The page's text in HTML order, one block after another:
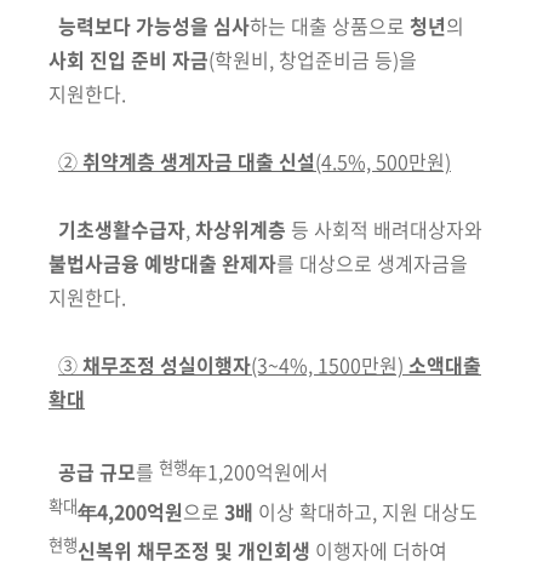
능력보다 가능성을 심사하는 대출 상품으로 청년의
사회 진입 준비 자금(학원비, 창업준비금 등)을
지원한다.
②취약계층 생계자금 대출 신설(4.5%, 500만원)
기초생활수급자,차상위계층 등 사회적 배려대상자와
불법사금융 예방대출 완제자를 대상으로 생계자금을
지원한다.
③채무조정 성실이행자(3~4%, 1500만원) 소액대출
확대
공급 규모를 현행年1,200억원에서
확대年4,200억원으로 3배 이상 확대하고, 지원 대상도
현행신복위 채무조정 및 개인회생 이행자에 더하여